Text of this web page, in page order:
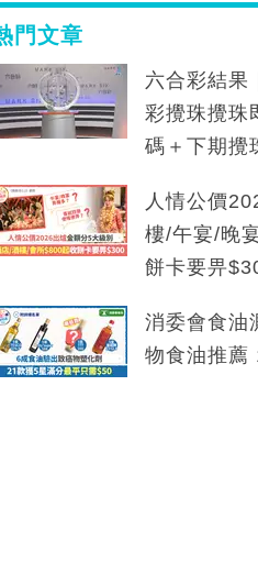
門文章
六合彩結果
彩攪珠攪珠
碼＋下期攪
人情公價
樓/午宴/晚
餅卡要畀
消委會食油
物食油推薦